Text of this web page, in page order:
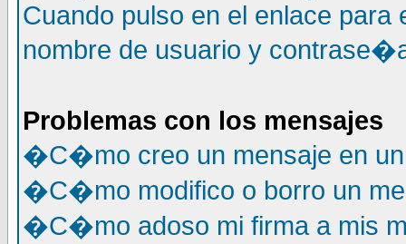
Cuando pulso en el enlace
nombre de usuario y
Problemas con los mensajes
�C�mo creo un mensaje en un
�C�mo modifico o borro un
�C�mo adoso mi firma a mis